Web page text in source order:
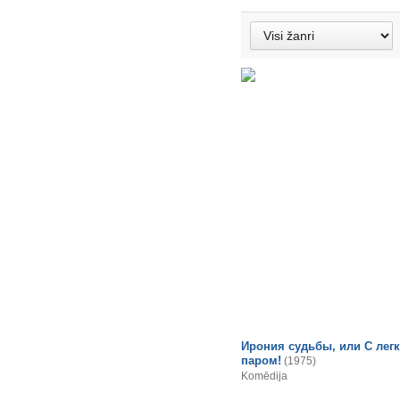
Ирония судьбы, или С
паром! (1975)
Komēdija